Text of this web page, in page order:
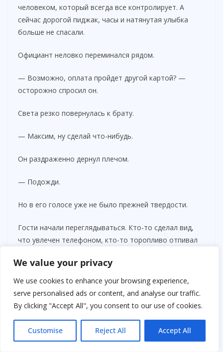
We value your privacy
We use cookies to enhance your browsing experience,
serve personalised ads or content, and analyse our traffic.
By clicking "Accept All", you consent to our use of cookies.
Customise Reject All Accept All
человеком, который всегда все контролирует. А
сейчас дорогой пиджак, часы и натянутая улыбка
больше не спасали.
Официант неловко переминался рядом.
— Возможно, оплата пройдет другой картой? —
осторожно спросил он.
Света резко повернулась к брату.
— Максим, ну сделай что-нибудь.
Он раздраженно дернул плечом.
— Подожди.
Но в его голосе уже не было прежней твердости.
Гости начали переглядываться. Кто-то сделал вид,
что увлечен телефоном, кто-то торопливо отпивал
Только музыка продолжала играть слишком громко и
неуместно весело.
Денис вдруг тихо усмехнулся.
— А ведь это символично.